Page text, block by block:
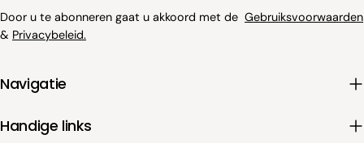
Door u te abonneren gaat u akkoord met de Gebruiksvoorwaarden
& Privacybeleid.
Navigatie
Handige links